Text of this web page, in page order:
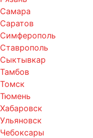
Самара
Саратов
Симферополь
Ставрополь
Сыктывкар
Тамбов
Томск
Тюмень
Хабаровск
Ульяновск
Чебоксары